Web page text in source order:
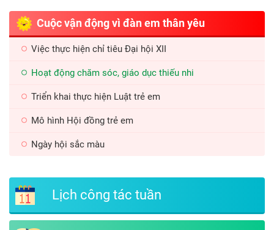
Cuộc vận động vì đàn em thân yêu
Việc thực hiện chỉ tiêu Đại hội XII
Hoạt động chăm sóc, giáo dục thiếu nhi
Triển khai thực hiện Luật trẻ em
Mô hình Hội đồng trẻ em
Ngày hội sắc màu
Lịch công tác tuần